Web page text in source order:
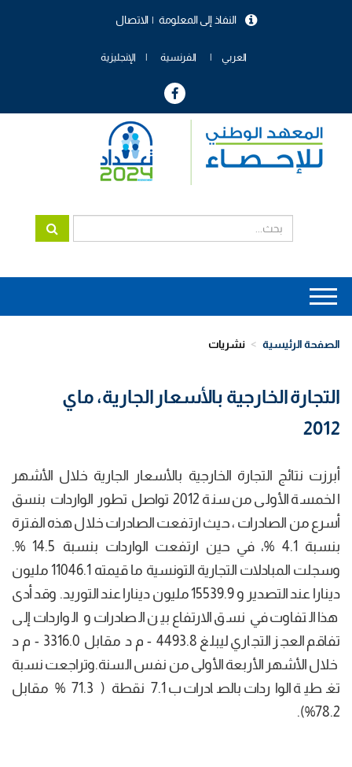
الاتصال النفاذ إلى المعلومة
العربي الفرنسية الإنجليزية
Main
navigation
الصفحة الرئيسية نشريات
التجارة الخارجية بالأسعار الجارية، ماي
2012
أبرزت نتائج التجارة الخارجية بالأسعار الجارية خلال الأشھر
الخمسة الأولى من سنة 2012 تواصل تطور الواردات بنسق
أسرع من الصادرات ، حيث ارتفعت الصادرات خلال ھذه الفترة
بنسبة 4.1 %، في حين ارتفعت الواردات بنسبة 14.5 %.
وسجلت المبادلات التجارية التونسية ما قيمته 11046.1 مليون
دينارا عند التصدير و 15539.9 مليون دينارا عند التوريد. وقد أدى
ھذا التفاوت في نسق الارتفاع بين الصادرات و الواردات إلى
تفاقم العجز التجاري ليبلغ 4493.8 - م د مقابل 3316.0 - م د
خلال الأشھر الأربعة الأولى من نفس السنة.وتراجعت نسبة
تغطية الواردات بالصادرات ب 7.1 نقطة ( 71.3 % مقابل
78.2%).